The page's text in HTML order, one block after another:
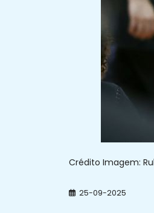
Crédito Imagem:
25-09-2025